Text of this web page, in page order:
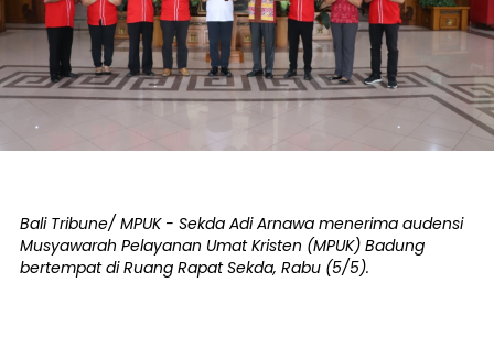
Bali Tribune/ MPUK - Sekda Adi Arnawa menerima audensi
Musyawarah Pelayanan Umat Kristen (MPUK) Badung
bertempat di Ruang Rapat Sekda, Rabu (5/5).